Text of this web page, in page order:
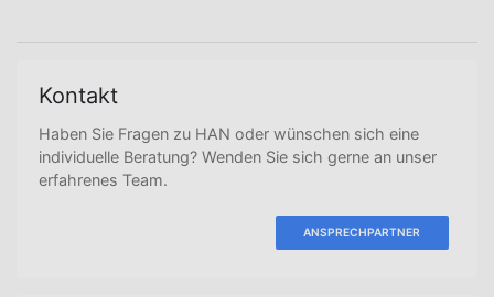
Kontakt
Haben Sie Fragen zu HAN oder wünschen sich eine
individuelle Beratung? Wenden Sie sich gerne an unser
erfahrenes Team.
ANSPRECHPARTNER